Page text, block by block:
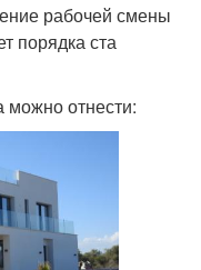
рабочей смены
порядка ста
отнести: